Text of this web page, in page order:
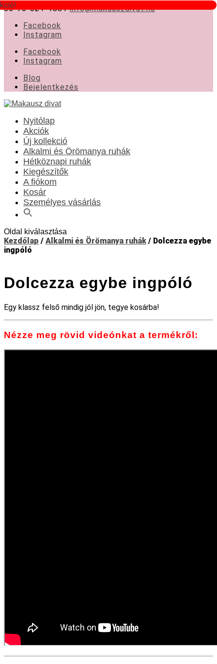
06-70-621-1881 info@makauszdivat.hu
Facebook
Instagram
Facebook
Instagram
Blog
Bejelentkezés
Nyitólap
Akciók
Új kollekció
Alkalmi és Örömanya ruhák
Hétköznapi ruhák
Kiegészítők
A fiókom
Kosár
Személyes vásárlás
Oldal kiválasztása
Kezdőlap / Alkalmi és Örömanya ruhák / Dolcezza egybe
ingpóló
Dolcezza egybe ingpóló
Egy klassz felső mindig jól jön, tegye kosárba!
Nézze meg rövid videónkat a termékről: